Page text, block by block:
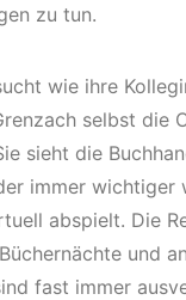
zu tun.
wie ihre
selbst die
sieht die
immer wichtiger
abspielt. Die
und
fast immer